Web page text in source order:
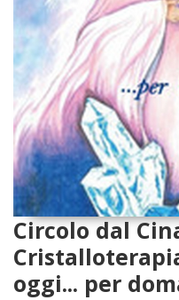
Circolo dal
oggi... per